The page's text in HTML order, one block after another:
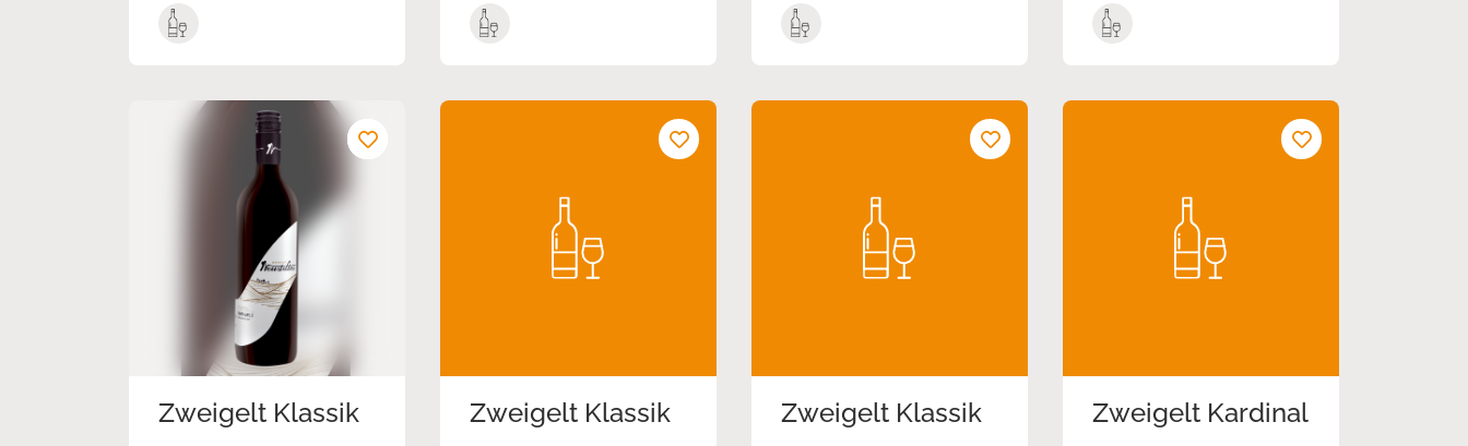
Zweigelt Klassik Zweigelt Klassik Zweigelt Klassik Zweigelt Kardinal